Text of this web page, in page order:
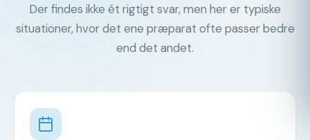
Der findes ikke ét rigtigt svar, men her er typiske
situationer, hvor det ene præparat ofte passer bedre
end det andet.